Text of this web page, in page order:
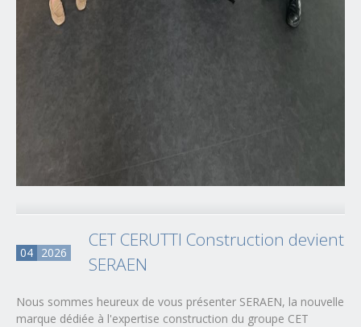
04 2026
CET CERUTTI Construction devient
SERAEN
Nous sommes heureux de vous présenter SERAEN, la nouvelle
marque dédiée à l'expertise construction du groupe CET